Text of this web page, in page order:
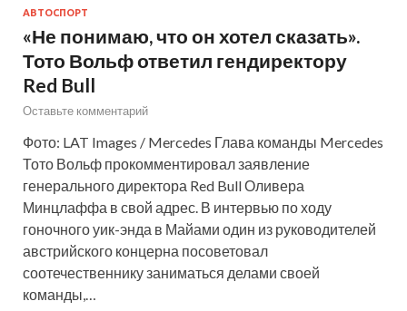
АВТОСПОРТ
«Не понимаю, что он хотел сказать».
Тото Вольф ответил гендиректору
Red Bull
Оставьте комментарий
Фото: LAT Images / Mercedes Глава команды Mercedes
Тото Вольф прокомментировал заявление
генерального директора Red Bull Оливера
Минцлаффа в свой адрес. В интервью по ходу
гоночного уик-энда в Майами один из руководителей
австрийского концерна посоветовал
соотечественнику заниматься делами своей
команды,…